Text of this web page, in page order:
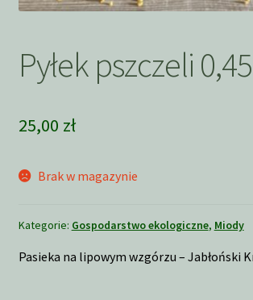
Pyłek pszczeli
25,00 zł
Brak w magazynie
Kategorie: Gospodarstwo ekologiczne, Miody
Pasieka na lipowym wzgórzu – Jabłoński